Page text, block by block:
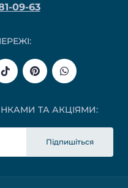
09-63
ТА АКЦІЯМИ:
Підпишіться